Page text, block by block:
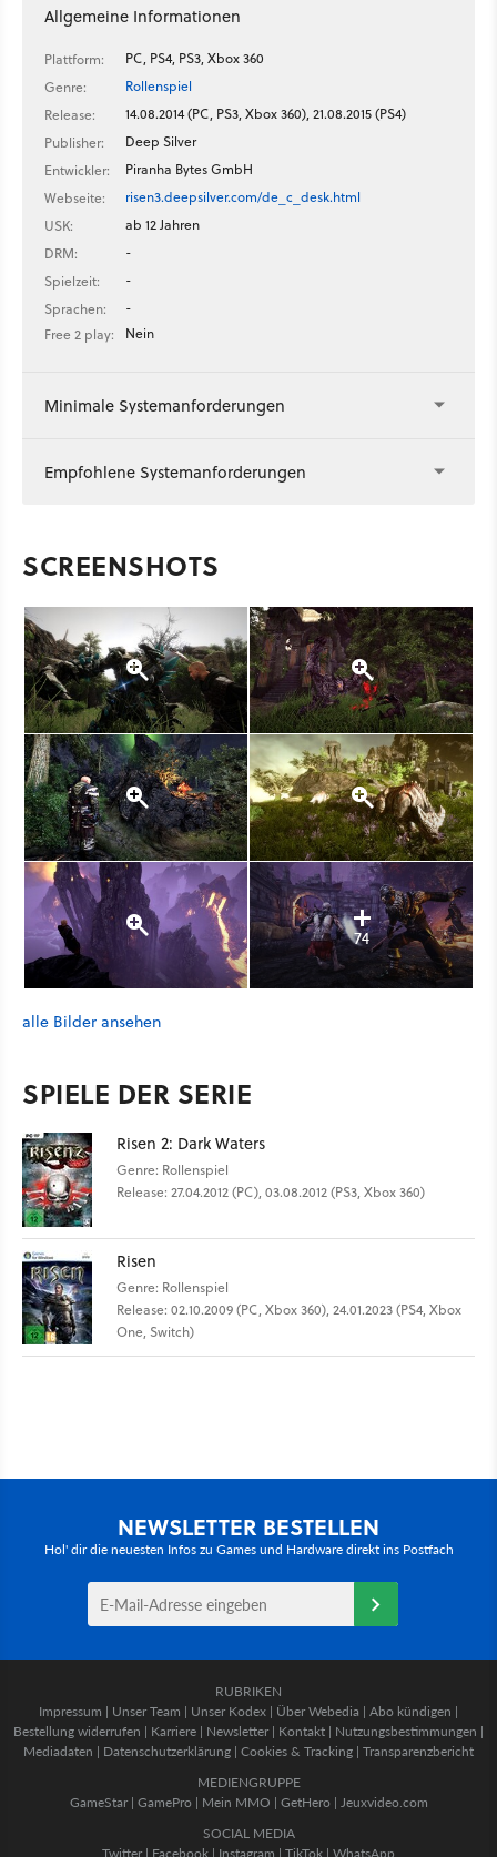
Allgemeine Informationen
Plattform:
PC, PS4, PS3, Xbox 360
Genre:
Rollenspiel
Release:
14.08.2014 (PC, PS3, Xbox 360), 21.08.2015 (PS4)
Publisher:
Deep Silver
Entwickler:
Piranha Bytes GmbH
Webseite:
risen3.deepsilver.com/de_c_desk.html
USK:
ab 12 Jahren
DRM:
-
Spielzeit:
-
Sprachen:
-
Free 2 play:
Nein
Minimale Systemanforderungen
Empfohlene Systemanforderungen
SCREENSHOTS
74
alle Bilder ansehen
SPIELE DER SERIE
Risen 2: Dark Waters
Genre: Rollenspiel
Release: 27.04.2012 (PC), 03.08.2012 (PS3, Xbox 360)
Risen
Genre: Rollenspiel
Release: 02.10.2009 (PC, Xbox 360), 24.01.2023 (PS4, Xbox
One, Switch)
NEWSLETTER BESTELLEN
Hol' dir die neuesten Infos zu Games und Hardware direkt ins Postfach
RUBRIKEN
Impressum | Unser Team | Unser Kodex | Über Webedia | Abo kündigen |
Bestellung widerrufen | Karriere | Newsletter | Kontakt | Nutzungsbestimmungen |
Mediadaten | Datenschutzerklärung | Cookies & Tracking | Transparenzbericht
MEDIENGRUPPE
GameStar| GamePro | Mein MMO | GetHero | Jeuxvideo.com
SOCIAL MEDIA